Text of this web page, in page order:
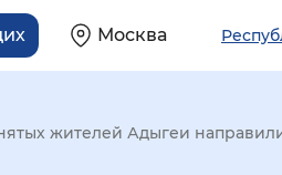
Москва
жителей Адыгеи